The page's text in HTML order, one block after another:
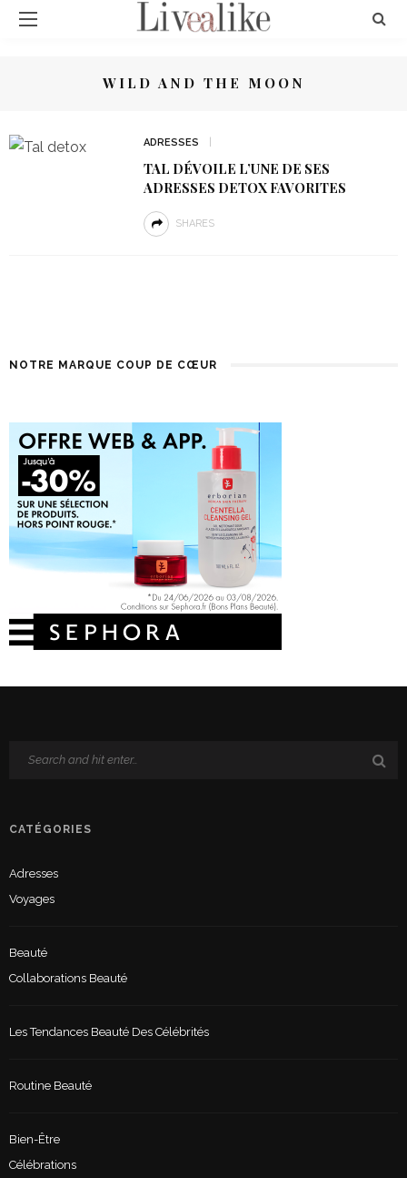
WILD AND THE MOON
ADRESSES
TAL DÉVOILE L’UNE DE SES
ADRESSES DETOX FAVORITES
SHARES
NOTRE MARQUE COUP DE CŒUR
CATÉGORIES
Adresses
Voyages
Beauté
Collaborations Beauté
Les Tendances Beauté Des Célébrités
Routine Beauté
Bien-Être
Célébrations